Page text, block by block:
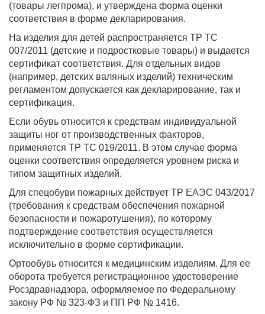
(товары легпрома), и утверждена форма оценки
соответствия в форме декларирования.
На изделия для детей распространяется ТР ТС
007/2011 (детские и подростковые товары) и выдается
сертификат соответствия. Для отдельных видов
(например, детских валяных изделий) техническим
регламентом допускается как декларирование, так и
сертификация.
Если обувь относится к средствам индивидуальной
защиты ног от производственных факторов,
применяется ТР ТС 019/2011. В этом случае форма
оценки соответствия определяется уровнем риска и
типом защитных изделий.
Для спецобуви пожарных действует ТР ЕАЭС 043/2017
(требования к средствам обеспечения пожарной
безопасности и пожаротушения), по которому
подтверждение соответствия осуществляется
исключительно в форме сертификации.
Ортообувь относится к медицинским изделиям. Для ее
оборота требуется регистрационное удостоверение
Росздравнадзора, оформляемое по Федеральному
закону РФ № 323-ФЗ и ПП РФ № 1416.